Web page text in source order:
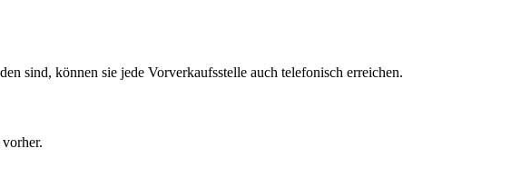
sind, können sie jede Vorverkaufsstelle auch telefonisch erreichen.